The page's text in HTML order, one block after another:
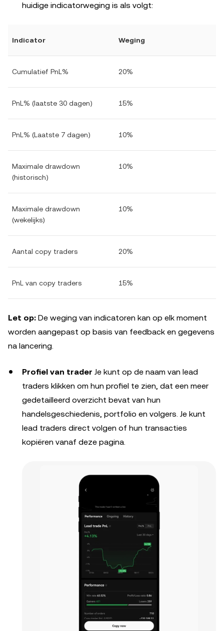
huidige indicatorweging is als volgt:
Indicator Weging
Cumulatief PnL% 20%
PnL% (laatste 30 dagen) 15%
PnL% (Laatste 7 dagen) 10%
Maximale drawdown
(historisch)
10%
Maximale drawdown
(wekelijks)
10%
Aantal copy traders 20%
PnL van copy traders 15%
Let op: De weging van indicatoren kan op elk moment
worden aangepast op basis van feedback en gegevens
na lancering.
Profiel van trader Je kunt op de naam van lead
traders klikken om hun profiel te zien, dat een meer
gedetailleerd overzicht bevat van hun
handelsgeschiedenis, portfolio en volgers. Je kunt
lead traders direct volgen of hun transacties
kopiëren vanaf deze pagina.